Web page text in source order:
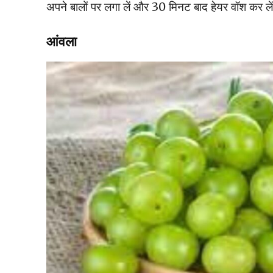
अपने बालों पर लगा लें और 30 मिनट बाद हेयर वॉश कर
आंवला